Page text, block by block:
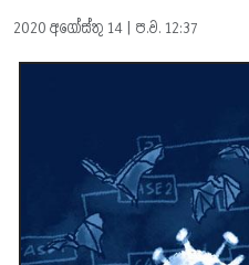
2020 අගෝස්තු 14 | ප.ව. 12:37